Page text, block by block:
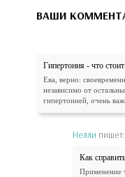
ВАШИ
Гипертония - что
Ева, верно:
независимо от
гипертонией, очень
Нелли пишет:
Как
Применение